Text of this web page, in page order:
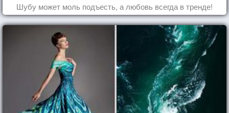
Шубу может моль подъесть, а любовь всегда в тренде!